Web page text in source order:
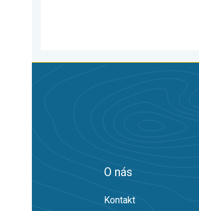
O nás
Kontakt